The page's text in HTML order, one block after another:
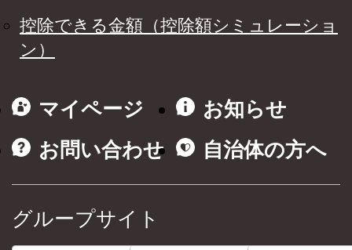
控除できる金額（控除額シミュレーショ
ン）
マイページ
お知らせ
お問い合わせ
自治体の方へ
グループサイト